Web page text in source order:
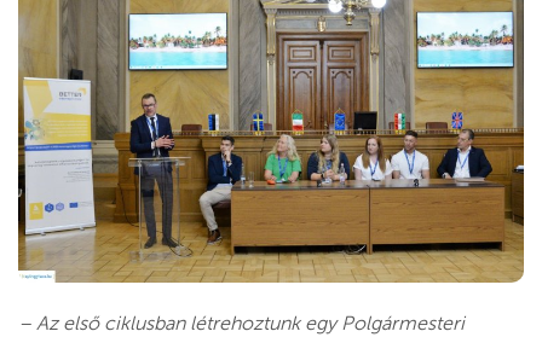
– Az első ciklusban létrehoztunk egy Polgármesteri